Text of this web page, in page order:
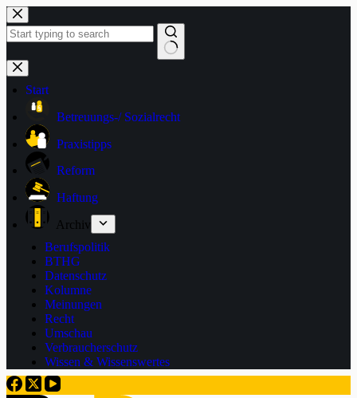
Zum
Inhalt
springen
Keine
Ergebnisse
Start
Betreuungs-/ Sozialrecht
Praxistipps
Reform
Haftung
Archiv
Berufspolitik
BTHG
Datenschutz
Kolumne
Meinungen
Recht
Umschau
Verbraucherschutz
Wissen & Wissenswertes